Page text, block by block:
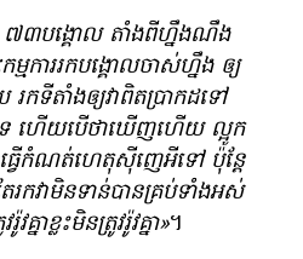
៧៣​បង្គោល តាំង​ពី​ហ្នឹង​ណឹង​
មការ​រក​បង្គោល​ចាស់​ហ្នឹង ឲ្យ​
ទីតាំង​ឲ្យ​វា​ពិត​ប្រាកដ​ទៅ​
ហើយ​បើ​ថា​ឃើញ​ហើយ ល្អូក​
ធ្វើ​កំណត់​ហេតុ​ស៊ីញេ​អី​ទៅ ប៉ុន្តែ​
វា​មិន​ទាន់​បាន​គ្រប់​ទាំង​អស់
ា​ខ្លះ​មិន​ត្រូវ​រ៉ូវ​គ្នា»។